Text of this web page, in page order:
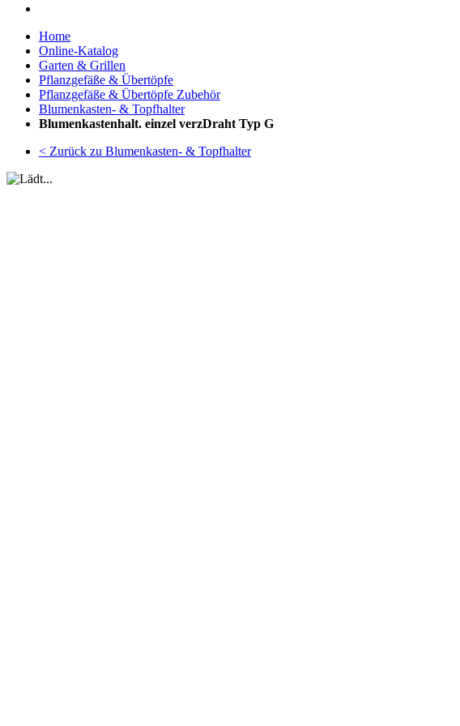
Home
Online-Katalog
Garten & Grillen
Pflanzgefäße & Übertöpfe
Pflanzgefäße & Übertöpfe Zubehör
Blumenkasten- & Topfhalter
Blumenkastenhalt. einzel verzDraht Typ G
< Zurück zu Blumenkasten- & Topfhalter